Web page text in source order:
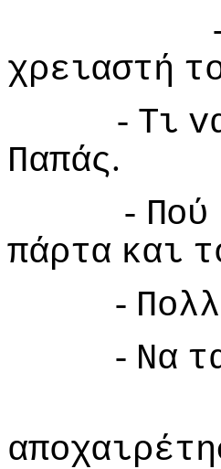
χρειαστή
- Τι
Παπάς.
- Πoύ
πάρτα και
-
- Να